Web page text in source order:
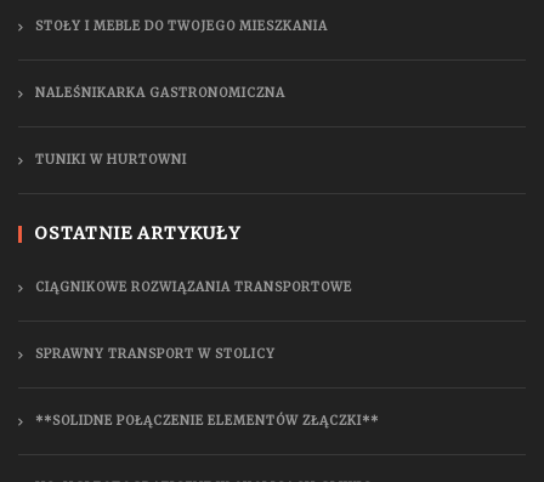
STOŁY I MEBLE DO TWOJEGO MIESZKANIA
NALEŚNIKARKA GASTRONOMICZNA
TUNIKI W HURTOWNI
OSTATNIE ARTYKUŁY
CIĄGNIKOWE ROZWIĄZANIA TRANSPORTOWE
SPRAWNY TRANSPORT W STOLICY
**SOLIDNE POŁĄCZENIE ELEMENTÓW ZŁĄCZKI**